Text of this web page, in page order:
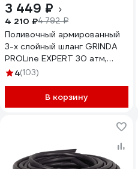
3 449 ₽
4 210 ₽4 792 ₽
Поливочный армированный
3-х слойный шланг GRINDA
PROLine EXPERT 30 атм,
3/4"х50м 8-429005-3/4-
4(103)
В корзину